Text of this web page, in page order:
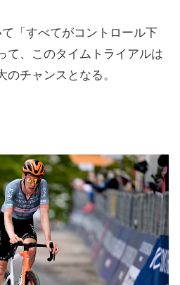
「すべてがコントロール下
て、このタイムトライアルは
チャンスとなる。